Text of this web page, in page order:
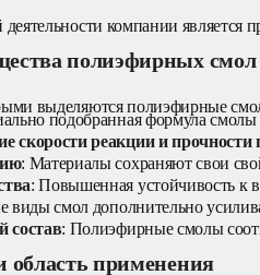
компании
полиэфирных смол
выделяются полиэфирные
подобранная формула
скорости реакции и прочности
: Материалы сохраняют свои
: Повышенная устойчивость к
виды смол дополнительно
состав: Полиэфирные смолы
область применения